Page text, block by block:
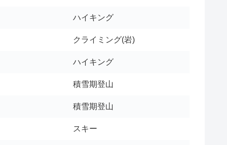
ハイキング
クライミング(岩)
ハイキング
積雪期登山
積雪期登山
スキー